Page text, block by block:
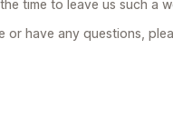
time to leave us such a
or have any questions,